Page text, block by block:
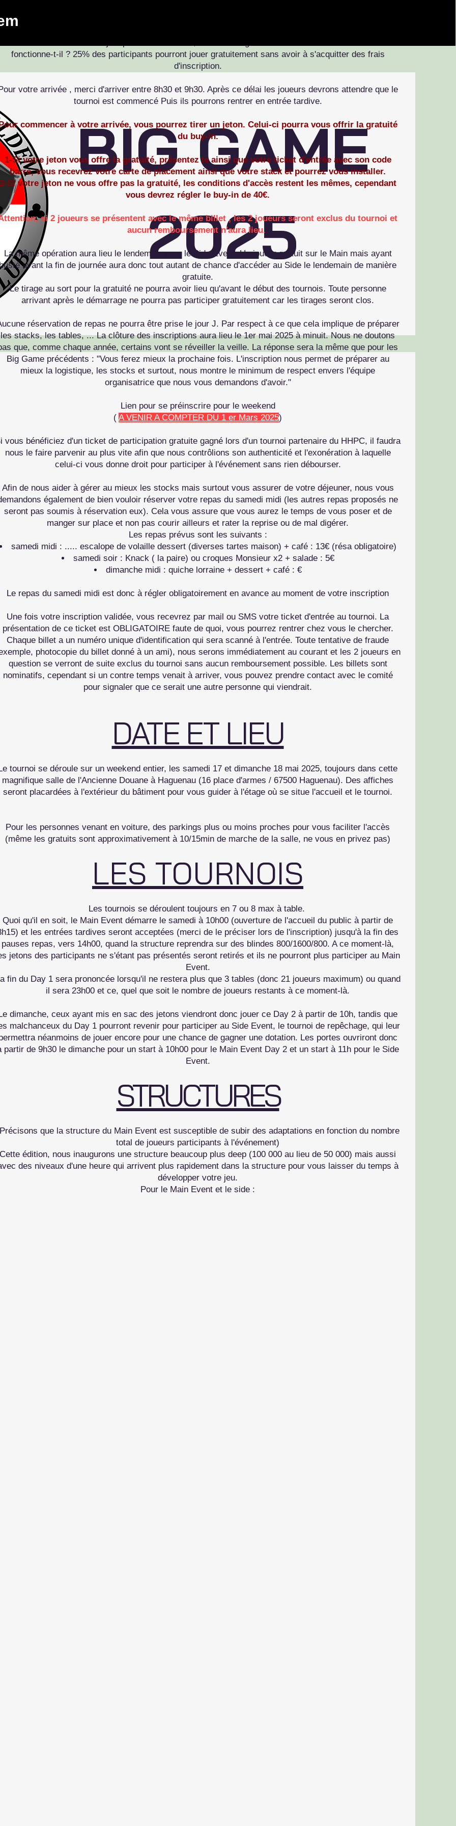
BIG GAME
2025
fonctionne-t-il ? 25% des participants pourront jouer gratuitement sans avoir à s'acquitter des frais
d'inscription.
votre arrivée , merci d'arriver entre 8h30 et 9h30. Après ce délai les joueurs devrons attendre que le
tournoi est commencé Puis ils pourrons rentrer en entrée tardive.
commencer à votre arrivée, vous pourrez tirer un jeton. Celui-ci pourra vous offrir la gratuité
du buy-in.
1-Si votre jeton vous offre la gratuité, présentez le ainsi que votre ticket d'entrée avec son code
barre, vous recevrez votre carte de placement ainsi que votre stack et pourrez vous installer.
Si votre jeton ne vous offre pas la gratuité, les conditions d'accès restent les mêmes, cependant
vous devrez régler le buy-in de 40€.
ttention, si 2 joueurs se présentent avec le même billet , les 2 joueurs seront exclus du tournoi et
aucun remboursement n'aura lieu.
La même opération aura lieu le lendemain pour le Side Event. Un joueur gratuit sur le Main mais ayant
avant la fin de journée aura donc tout autant de chance d'accéder au Side le lendemain de manière
gratuite.
Le tirage au sort pour la gratuité ne pourra avoir lieu qu'avant le début des tournois. Toute personne
arrivant après le démarrage ne pourra pas participer gratuitement car les tirages seront clos.
réservation de repas ne pourra être prise le jour J. Par respect à ce que cela implique de préparer
les stacks, les tables, ... La clôture des inscriptions aura lieu le 1er mai 2025 à minuit. Nous ne doutons
que, comme chaque année, certains vont se réveiller la veille. La réponse sera la même que pour les
Big Game précédents : "Vous ferez mieux la prochaine fois. L'inscription nous permet de préparer au
mieux la logistique, les stocks et surtout, nous montre le minimum de respect envers l'équipe
organisatrice que nous vous demandons d'avoir."
Lien pour se préinscrire pour le weekend
( A VENIR A COMPTER DU 1 er Mars 2025)
vous bénéficiez d'un ticket de participation gratuite gagné lors d'un tournoi partenaire du HHPC, il faudra
nous le faire parvenir au plus vite afin que nous contrôlions son authenticité et l'exonération à laquelle
celui-ci vous donne droit pour participer à l'événement sans rien débourser.
Afin de nous aider à gérer au mieux les stocks mais surtout vous assurer de votre déjeuner, nous vous
également de bien vouloir réserver votre repas du samedi midi (les autres repas proposés ne
seront pas soumis à réservation eux). Cela vous assure que vous aurez le temps de vous poser et de
manger sur place et non pas courir ailleurs et rater la reprise ou de mal digérer.
Les repas prévus sont les suivants :
samedi midi : ..... escalope de volaille dessert (diverses tartes maison) + café : 13€ (résa obligatoire)
samedi soir : Knack ( la paire) ou croques Monsieur x2 + salade : 5€
dimanche midi : quiche lorraine + dessert + café : €
Le repas du samedi midi est donc à régler obligatoirement en avance au moment de votre inscription
Une fois votre inscription validée, vous recevrez par mail ou SMS votre ticket d'entrée au tournoi. La
présentation de ce ticket est OBLIGATOIRE faute de quoi, vous pourrez rentrer chez vous le chercher.
Chaque billet a un numéro unique d'identification qui sera scanné à l'entrée. Toute tentative de fraude
photocopie du billet donné à un ami), nous serons immédiatement au courant et les 2 joueurs en
question se verront de suite exclus du tournoi sans aucun remboursement possible. Les billets sont
nominatifs, cependant si un contre temps venait à arriver, vous pouvez prendre contact avec le comité
pour signaler que ce serait une autre personne qui viendrait.
DATE ET LIEU
tournoi se déroule sur un weekend entier, les samedi 17 et dimanche 18 mai 2025, toujours dans cette
magnifique salle de l'Ancienne Douane à Haguenau (16 place d'armes / 67500 Haguenau). Des affiches
seront placardées à l'extérieur du bâtiment pour vous guider à l'étage où se situe l'accueil et le tournoi.
Pour les personnes venant en voiture, des parkings plus ou moins proches pour vous faciliter l'accès
(même les gratuits sont approximativement à 10/15min de marche de la salle, ne vous en privez pas)
LES TOURNOIS
Les tournois se déroulent toujours en 7 ou 8 max à table.
Quoi qu'il en soit, le Main Event démarre le samedi à 10h00 (ouverture de l'accueil du public à partir de
et les entrées tardives seront acceptées (merci de le préciser lors de l'inscription) jusqu'à la fin des
pauses repas, vers 14h00, quand la structure reprendra sur des blindes 800/1600/800. A ce moment-là,
jetons des participants ne s'étant pas présentés seront retirés et ils ne pourront plus participer au Main
Event.
fin du Day 1 sera prononcée lorsqu'il ne restera plus que 3 tables (donc 21 joueurs maximum) ou quand
il sera 23h00 et ce, quel que soit le nombre de joueurs restants à ce moment-là.
dimanche, ceux ayant mis en sac des jetons viendront donc jouer ce Day 2 à partir de 10h, tandis que
malchanceux du Day 1 pourront revenir pour participer au Side Event, le tournoi de repêchage, qui leur
néanmoins de jouer encore pour une chance de gagner une dotation. Les portes ouvriront donc
partir de 9h30 le dimanche pour un start à 10h00 pour le Main Event Day 2 et un start à 11h pour le Side
Event.
STRUCTURES
que la structure du Main Event est susceptible de subir des adaptations en fonction du nombre
total de joueurs participants à l'événement)
Cette édition, nous inaugurons une structure beaucoup plus deep (100 000 au lieu de 50 000) mais aussi
des niveaux d'une heure qui arrivent plus rapidement dans la structure pour vous laisser du temps à
développer votre jeu.
Pour le Main Event et le side :